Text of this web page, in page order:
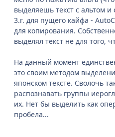
выделяешь текст с альтом и
3.г. для пущего кайфа -
для копирования.
выделял текст не для того,
На данный момент
это своим методом
японском тексте. Сволочь
распознавать группы
их. Нет бы выделить как
пробела...